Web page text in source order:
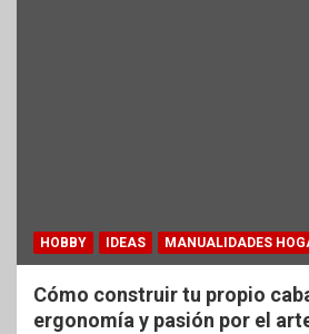
HOBBY IDEAS MANUALIDADES
Cómo construir tu propio
ergonomía y pasión por el